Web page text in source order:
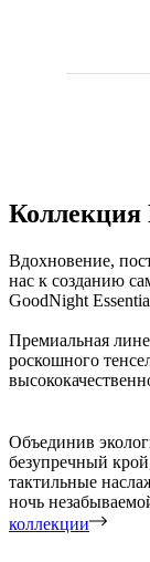
Коллекция
Вдохновение,
нас к созданию
GoodNight
Премиальная
роскошного
Объединив
безупречный
тактильные
ночь
коллекции